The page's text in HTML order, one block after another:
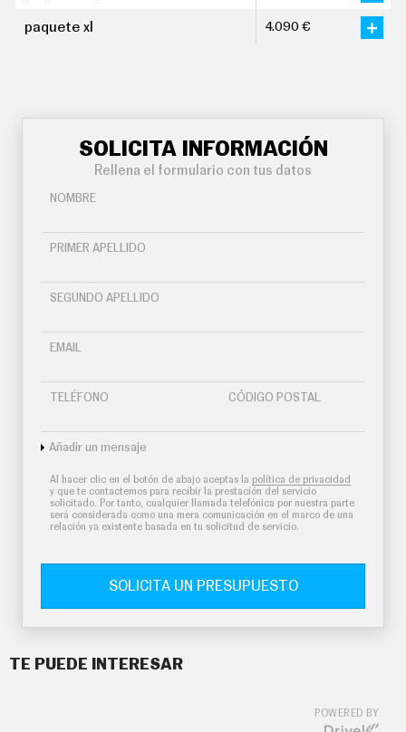
paquete xl 4.090 €
SOLICITA INFORMACIÓN
Rellena el formulario con tus datos
NOMBRE
PRIMER APELLIDO
SEGUNDO APELLIDO
EMAIL
TELÉFONO CÓDIGO POSTAL
Añadir un mensaje
Al hacer clic en el botón de abajo aceptas la política de privacidad
y que te contactemos para recibir la prestación del servicio
solicitado. Por tanto, cualquier llamada telefónica por nuestra parte
será considerada como una mera comunicación en el marco de una
relación ya existente basada en tu solicitud de servicio.
SOLICITA UN PRESUPUESTO
TE PUEDE INTERESAR
POWERED BY